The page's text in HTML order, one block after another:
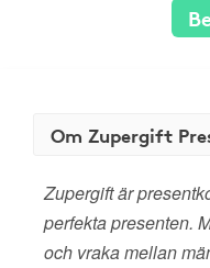
Om Zupergift
Zupergift är
perfekta presenten.
och vraka mellan